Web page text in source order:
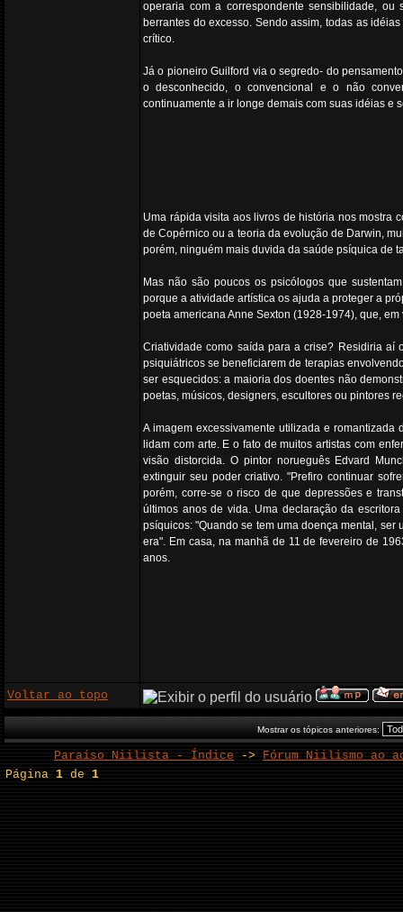
operaria com a correspondente sensibilidade,
berrantes do excesso. Sendo assim, todas as
crítico.
Já o pioneiro Guilford via o segredo- do
o desconhecido, o convencional e o não
continuamente a ir longe demais com suas idéias e
Uma rápida visita aos livros de história nos mostra
de Copérnico ou a teoria da evolução de Darwin,
porém, ninguém mais duvida da saúde psíquica de
Mas não são poucos os psicólogos que
porque a atividade artística os ajuda a proteger a
poeta americana Anne Sexton (1928-1974), que,
Criatividade como saída para a crise? Residiria aí
psiquiátricos se beneficiarem de terapias
ser esquecidos: a maioria dos doentes não
poetas, músicos, designers, escultores ou pintores
A imagem excessivamente utilizada e
lidam com arte. E o fato de muitos artistas com
visão distorcida. O pintor norueguês Edvard
extinguir seu poder criativo. "Prefiro continuar
porém, corre-se o risco de que depressões e
últimos anos de vida. Uma declaração da
psíquicos: "Quando se tem uma doença mental, ser
era". Em casa, na manhã de 11 de fevereiro de
anos.
Voltar ao topo
Mostrar os tópicos anteriores:
Paraíso Niilista - Índice -> Fórum Niilismo ao
Página1 de1